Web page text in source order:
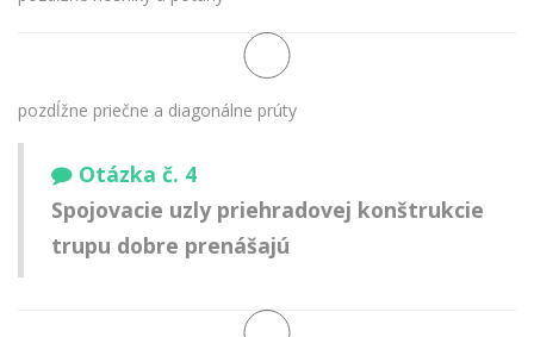
pozdĺžne priečne a diagonálne prúty
Otázka č. 4
Spojovacie uzly priehradovej konštrukcie
trupu dobre prenášajú